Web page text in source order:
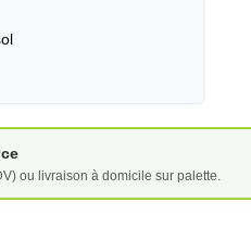
ou livraison à domicile sur palette.